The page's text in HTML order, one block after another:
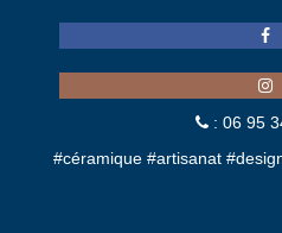
: 06 95
#céramique #artisanat